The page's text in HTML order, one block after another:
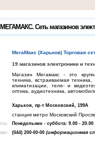
МЕГАМАКС. Сеть магазинов
МегаМакс (Харьков) Торговая
19 магазинов электроники и
Магазин Мегамакс - это
техника, встраиваемая
климатизации, теле- и
оптика, аудиотехника,
Харьков, пр-т Московский, 199A
станция метро Московский
Понедельник - суббота: 9.00 - 20.00
(044) 200-00-00 (информационная